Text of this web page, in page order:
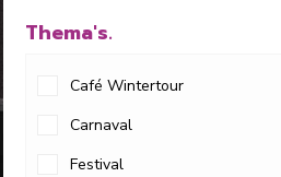
Thema's.
Café Wintertour
Carnaval
Festival